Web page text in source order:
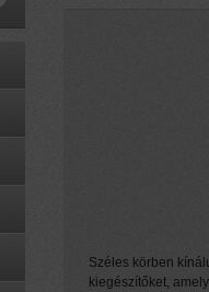
Széles körben
kiegészítőket,